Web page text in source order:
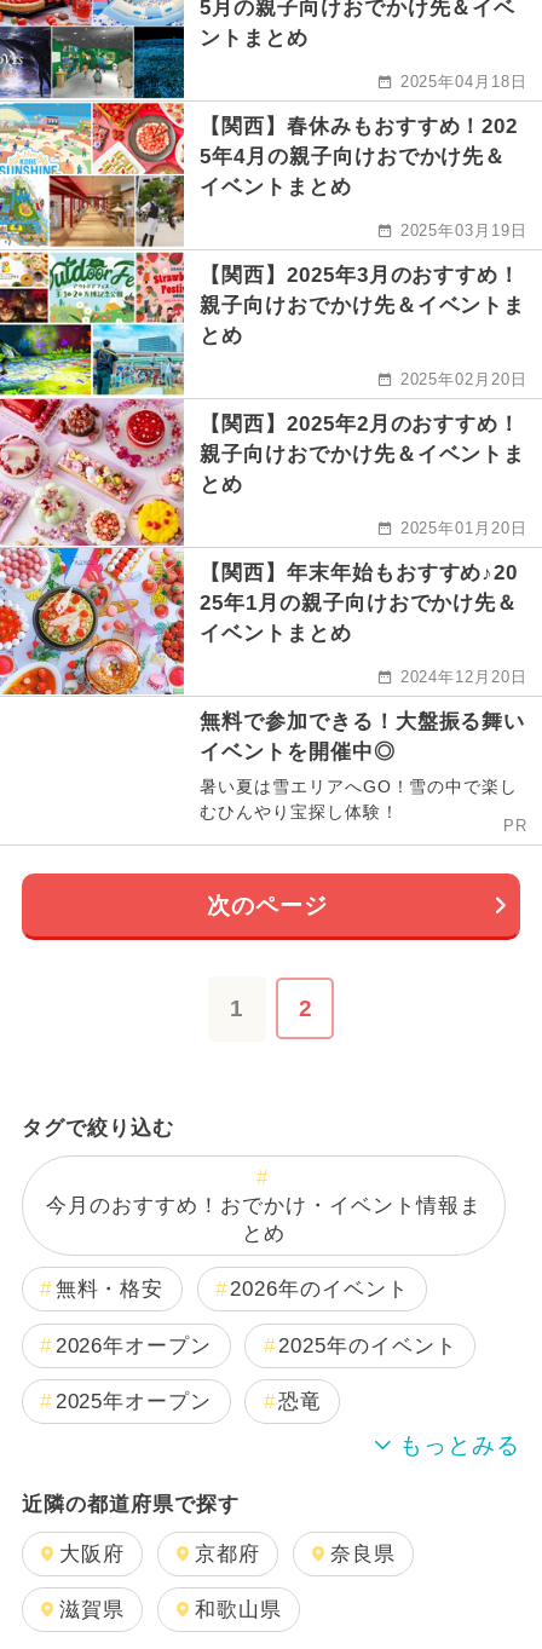
5月の親子向けおでかけ先＆イベ
ントまとめ
2025年04月18日
【関西】春休みもおすすめ！202
5年4月の親子向けおでかけ先＆
イベントまとめ
2025年03月19日
【関西】2025年3月のおすすめ！
親子向けおでかけ先＆イベントま
とめ
2025年02月20日
【関西】2025年2月のおすすめ！
親子向けおでかけ先＆イベントま
とめ
2025年01月20日
【関西】年末年始もおすすめ♪20
25年1月の親子向けおでかけ先＆
イベントまとめ
2024年12月20日
無料で参加できる！大盤振る舞い
イベントを開催中◎
暑い夏は雪エリアへGO！雪の中で楽し
むひんやり宝探し体験！
PR
次のページ
1 2
タグで絞り込む
今月のおすすめ！おでかけ・イベント情報ま
とめ
無料・格安 2026年のイベント
2026年オープン 2025年のイベント
2025年オープン 恐竜
週末イベント関西パック
2024年のイベント 夏休み
日帰り 2025年12月のイベント
近隣の都道府県で探す
大阪府 京都府 奈良県
滋賀県 和歌山県